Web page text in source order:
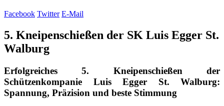
Facebook Twitter E-Mail
5. Kneipenschießen der SK Luis Egger St.
Walburg
Erfolgreiches 5. Kneipenschießen der
Schützenkompanie Luis Egger St. Walburg:
Spannung, Präzision und beste Stimmung